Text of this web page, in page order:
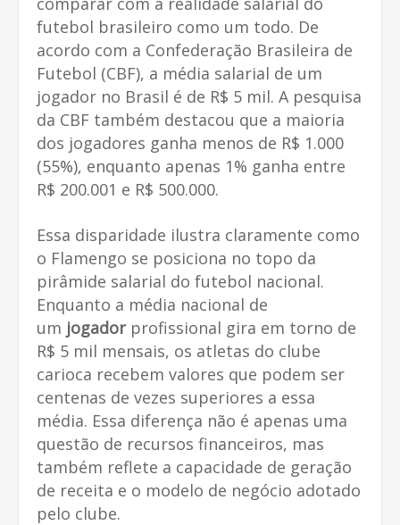
futebol brasileiro como um todo. De
acordo com a Confederação Brasileira de
Futebol (CBF), a média salarial de um
jogador no Brasil é de R$ 5 mil. A pesquisa
da CBF também destacou que a maioria
dos jogadores ganha menos de R$ 1.000
(55%), enquanto apenas 1% ganha entre
R$ 200.001 e R$ 500.000.
Essa disparidade ilustra claramente como
o Flamengo se posiciona no topo da
pirâmide salarial do futebol nacional.
Enquanto a média nacional de
um jogadorprofissional gira em torno de
R$ 5 mil mensais, os atletas do clube
carioca recebem valores que podem ser
centenas de vezes superiores a essa
média. Essa diferença não é apenas uma
questão de recursos financeiros, mas
também reflete a capacidade de geração
de receita e o modelo de negócio adotado
pelo clube.